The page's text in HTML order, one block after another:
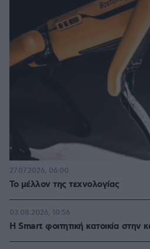
Το μέλλον της τεχνολογίας
27.07.2026, 06:00
Η Smart φοιτητική κατοικία στην
03.08.2026, 10:56